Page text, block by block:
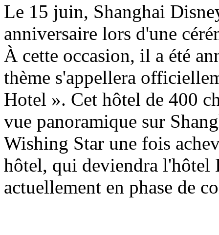
Le 15 juin, Shanghai
anniversaire lors d'une
À cette occasion, il a été
thème s'appellera
Hotel ». Cet hôtel de 400
vue panoramique sur
Wishing Star une fois
hôtel, qui deviendra l'hôtel
actuellement en phase de